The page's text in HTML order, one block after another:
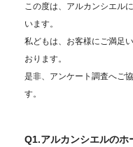
この度は、アルカンシエル
います。
私どもは、お客様にご満足
おります。
是非、アンケート調査へご
す。
Q1.アルカンシエルのホ